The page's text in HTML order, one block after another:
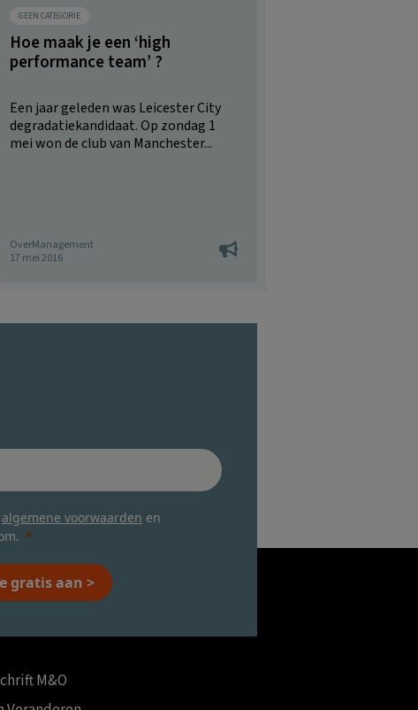
GEEN CATEGORIE
Hoe maak je een ‘high
performance team’ ?
Een jaar geleden was Leicester City
degradatiekandidaat. Op zondag 1
mei won de club van Manchester...
OverManagement
17 mei 2016
algemene voorwaarden en
gratis aan >
M&O